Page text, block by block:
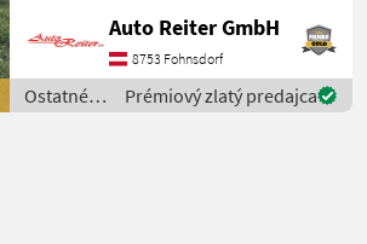
Epa4) 3-Zylinder
Dieselmotor, Leistung: 18, 2
kW / 24, 4 PS, max.
Drehmoment: 70, 4 Nm bei
Auto Reiter GmbH
8753 Fohnsdorf
Ostatné
poľnohospodárske
Prémiový zlatý predajca